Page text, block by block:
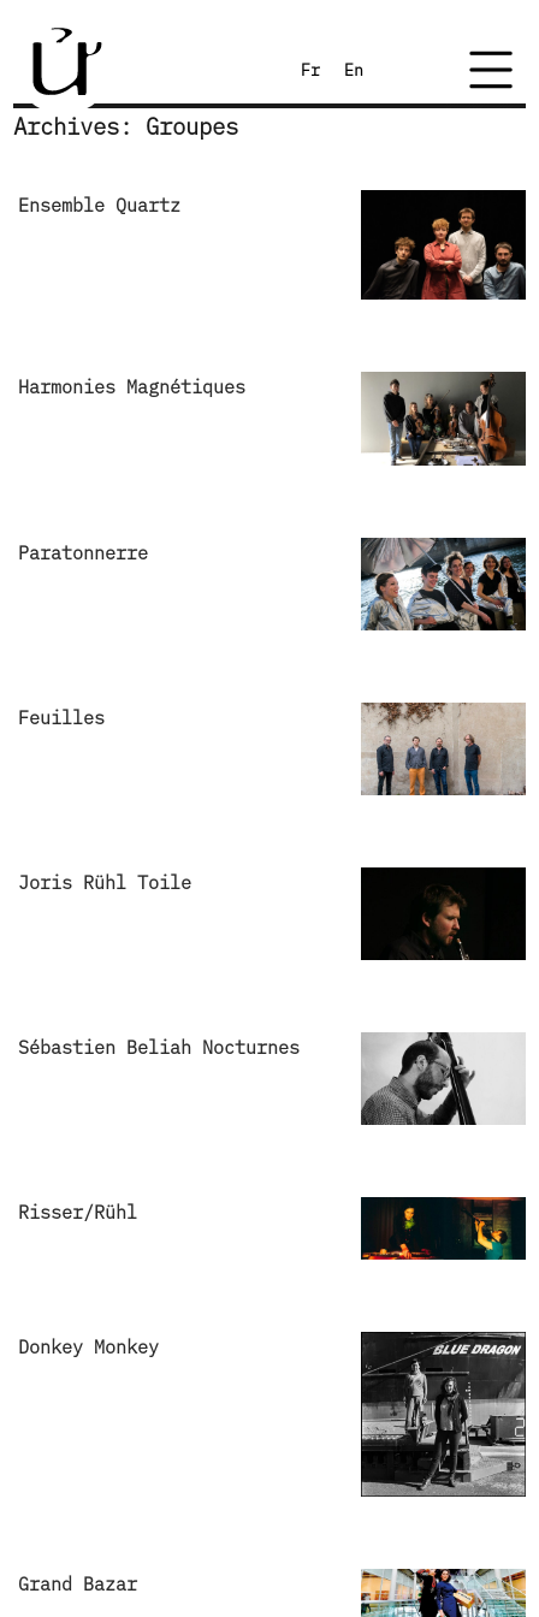
Fr En
Archives: Groupes
Ensemble Quartz
Harmonies Magnétiques
Paratonnerre
Feuilles
Joris Rühl Toile
Sébastien Beliah Nocturnes
Risser/Rühl
Donkey Monkey
Grand Bazar